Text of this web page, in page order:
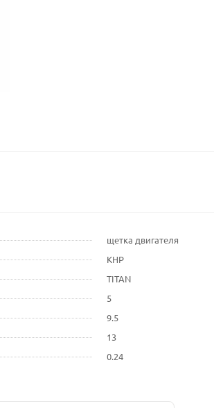
щетка двигателя
КНР
TITAN
5
9.5
13
0.24